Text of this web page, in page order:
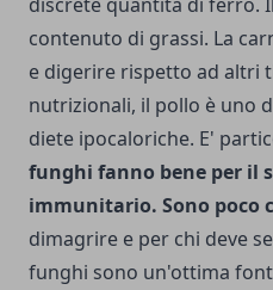
contenuto di grassi. La
e digerire rispetto ad altri
nutrizionali, il pollo è uno
diete ipocaloriche. E'
funghi fanno bene per il
immunitario. Sono poco
dimagrire e per chi deve
funghi sono un'ottima